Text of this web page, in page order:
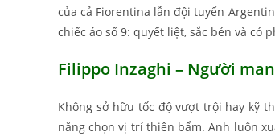
của cả Fiorentina lẫn đội tuyển
chiếc áo số 9: quyết liệt, sắc bén và có
Filippo Inzaghi – Người
Không sở hữu tốc độ vượt trội hay kỹ
năng chọn vị trí thiên bẩm. Anh luôn